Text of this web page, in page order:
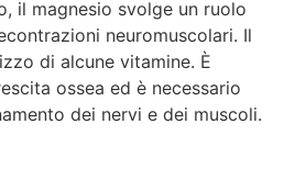
il magnesio svolge un ruolo
neuromuscolari. Il
di alcune vitamine. È
ossea ed è necessario
dei nervi e dei muscoli.